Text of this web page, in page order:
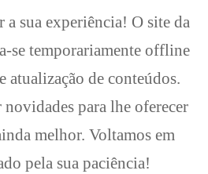
a sua experiência! O site da
se temporariamente offline
atualização de conteúdos.
novidades para lhe oferecer
melhor. Voltamos em
pela sua paciência!